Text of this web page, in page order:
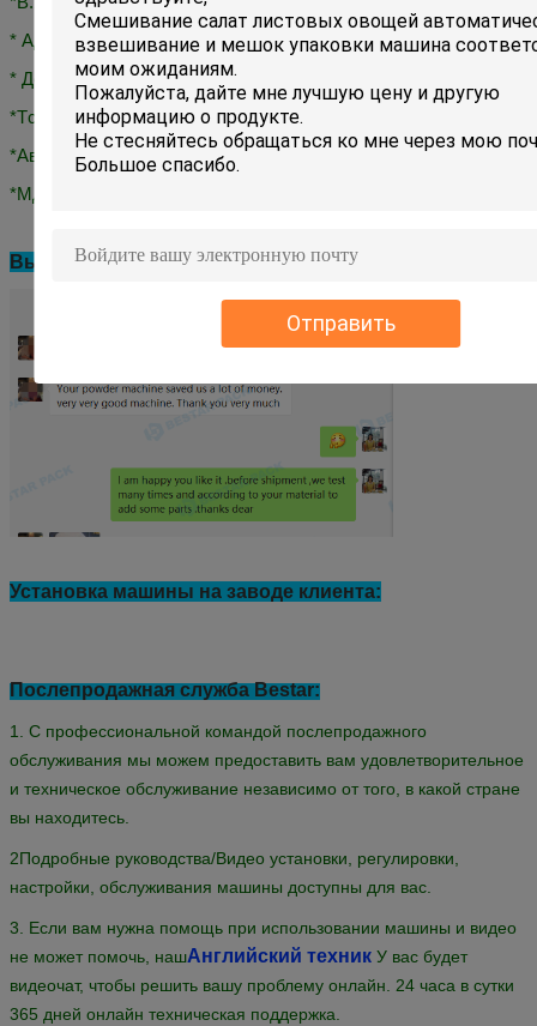
Отправить
* АДвижениесумкабывший
* Дополнительные винты
*Tстолик с урной
*АвтоматическийПроверьте Вейгера
*МДетекторная машина
Высокая оценка клиентов Bestar:
Установка машины на заводе клиента: